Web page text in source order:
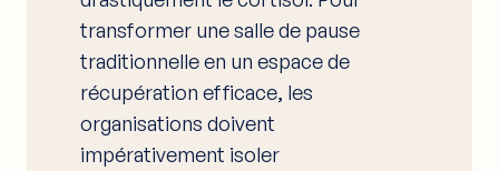
transformer une salle de pause
traditionnelle en un espace de
récupération efficace, les
organisations doivent
impérativement isoler